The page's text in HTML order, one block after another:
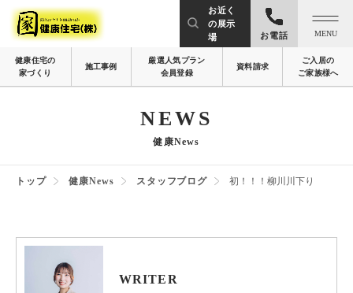
お近く
の展示
場
お電話 MENU
健康住宅の
家づくり
施工事例
厳選人気プラン
会員登録
資料請求
ご入居の
ご家族様へ
NEWS
健康News
トップ 健康News スタッフブログ 初！！！柳川川下り
WRITER